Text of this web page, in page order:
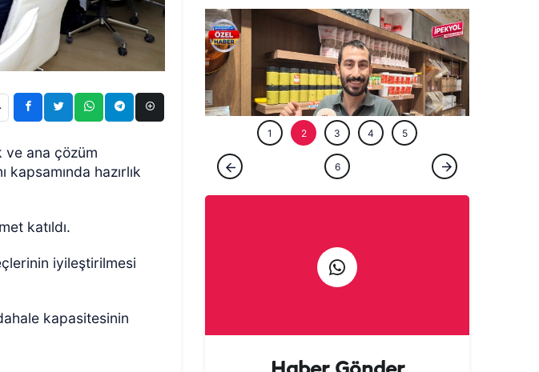
ve ana çözüm
kapsamında hazırlık
katıldı.
iyileştirilmesi
kapasitesinin
ÖZEL HABER
Şanlıurfa'ya gelen turistlerin gözdesi:
1 2 3 4 5
6